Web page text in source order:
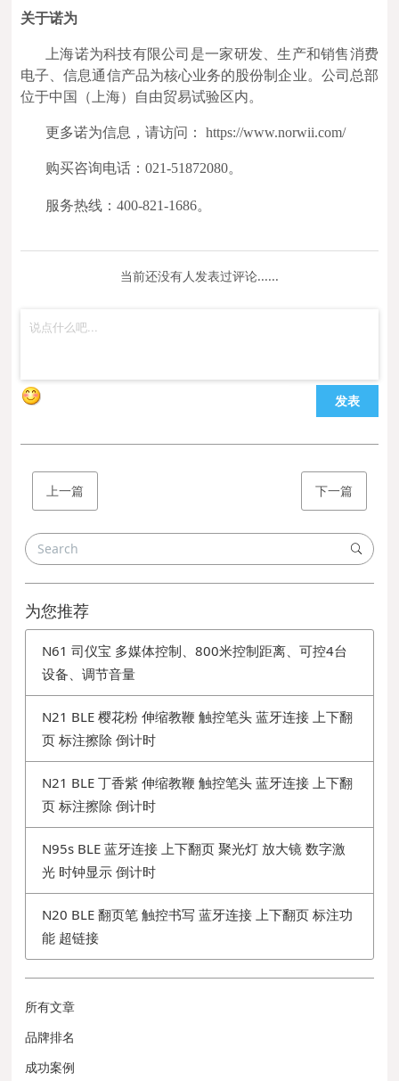
关于诺为
上海诺为科技有限公司是一家研发、生产和销售消费
电子、信息通信产品为核心业务的股份制企业。公司总部
位于中国（上海）自由贸易试验区内。
更多诺为信息，请访问： https://www.norwii.com/
购买咨询电话：021-51872080。
服务热线：400-821-1686。
当前还没有人发表过评论......
发表
上一篇 下一篇
为您推荐
N61 司仪宝 多媒体控制、800米控制距离、可控4台
设备、调节音量
N21 BLE 樱花粉 伸缩教鞭 触控笔头 蓝牙连接 上下翻
页 标注擦除 倒计时
N21 BLE 丁香紫 伸缩教鞭 触控笔头 蓝牙连接 上下翻
页 标注擦除 倒计时
N95s BLE 蓝牙连接 上下翻页 聚光灯 放大镜 数字激
光 时钟显示 倒计时
N20 BLE 翻页笔 触控书写 蓝牙连接 上下翻页 标注功
能 超链接
所有文章
品牌排名
成功案例